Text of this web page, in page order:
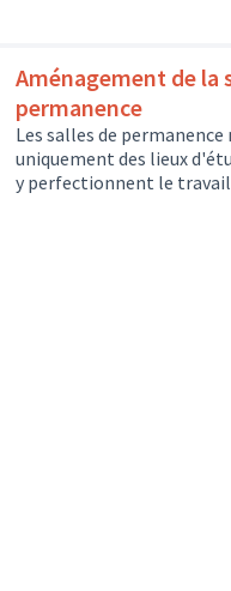
Aménagement de la
permanence
Les salles de
uniquement des lieux
y perfectionnent le travail